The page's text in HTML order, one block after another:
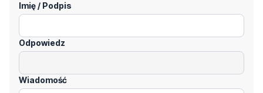
Imię / Podpis
Odpowiedz
Wiadomość